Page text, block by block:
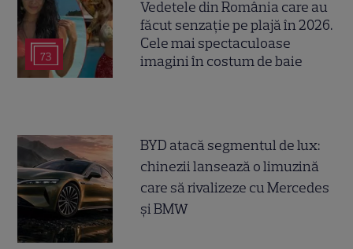
73
Vedetele din România care au
făcut senzație pe plajă în 2026.
Cele mai spectaculoase
imagini în costum de baie
BYD atacă segmentul de lux:
chinezii lansează o limuzină
care să rivalizeze cu Mercedes
și BMW